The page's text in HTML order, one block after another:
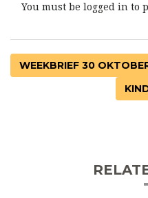
You must be logged in to
WEEKBRIEF 30